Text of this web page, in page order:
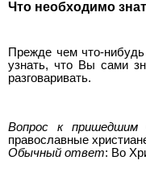
Что необходимо
Прежде чем что-
узнать, что Вы сами
разговаривать.
Вопрос к пришедшим
православные
Обычный ответ: Во